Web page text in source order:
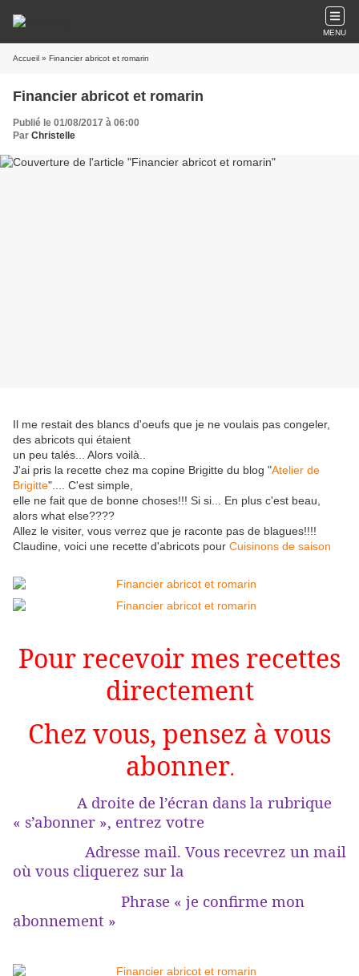
MENU
Accueil » Financier abricot et romarin
Financier abricot et romarin
Publié le 01/08/2017 à 06:00
Par Christelle
Il me restait des blancs d'oeufs que je ne voulais pas congeler,
des abricots qui étaient
un peu talés... Alors voilà..
J'ai pris la recette chez ma copine Brigitte du blog "Atelier de
Brigitte".... C'est simple,
elle ne fait que de bonne choses!!! Si si... En plus c'est beau,
alors what else????
Allez le visiter, vous verrez que je raconte pas de blagues!!!!
Claudine, voici une recette d'abricots pour Cuisinons de saison
Pour recevoir mes recettes
directement
Chez vous, pensez à vous
abonner.
A droite de l’écran dans la rubrique
« s’abonner », entrez votre
Adresse mail. Vous recevrez un mail
où vous cliquerez sur la
Phrase « je confirme mon
abonnement »